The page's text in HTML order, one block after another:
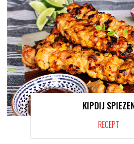
KIPDIJ
RECEPT